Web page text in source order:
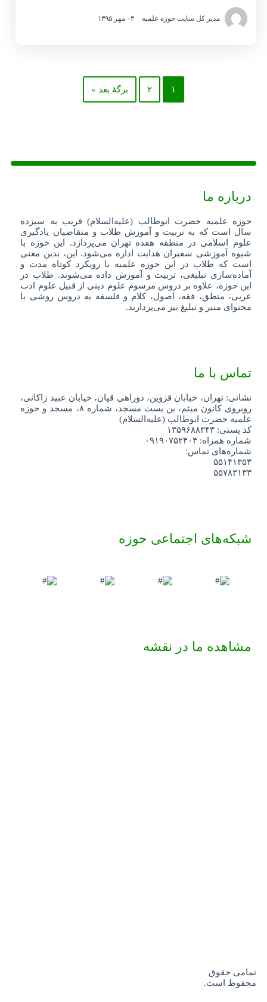
مدیر کل سایت حوزه علمیه
۱ ۲ برگهٔ بعد »
درباره ما
حوزه علمیه حضرت ابوطالب (علیه‌السلام) قریب به سیزده
سال است که به تربیت و آموزش طلاب و متقاضیان یادگیری
علوم اسلامی در منطقه هفده تهران می‌پردازد. این حوزه با
شیوه آموزشی سفیران هدایت اداره می‌شود. این، بدین معنی
است که طلاب در این حوزه علمیه با رویکرد کوتاه مدت و
آماده‌سازی تبلیغی، تربیت و آموزش داده می‌شوند. طلاب در
این حوزه، علاوه بر دروس مرسوم علوم دینی از قبیل علوم ادب
عربی، منطق، فقه، اصول، کلام و فلسفه به دروس روشی با
محتوای منبر و تبلیغ نیز می‌پردازند.
تماس با ما
نشانی: تهران، خیابان قزوین، دوراهی قپان، خیابان عبید زاکانی،
روبروی کانون میثم، بن بست مسجد، شماره ۸، مسجد و حوزه
علمیه حضرت ابوطالب (علیه‌السلام)
کد پستی: ۱۳۵۹۶۸۸۳۴۳
شماره همراه: ۰۹۱۹۰۷۵۲۴۰۴
شماره‌های تماس:
۵۵۱۴۱۳۵۳
۵۵۷۸۳۱۳۳
شبکه‌های اجتماعی حوزه
مشاهده ما در نقشه
تمامی حقوق
محفوظ است.